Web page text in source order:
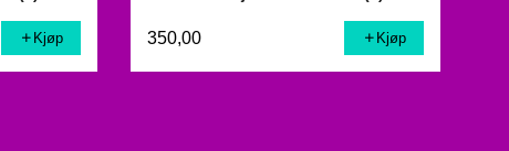
Kjøp 350,00 Kjøp